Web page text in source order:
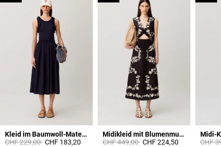
Kleid im Baumwoll-Materialmix
Price reduced from
CHF 229,00toCHF 183,20
Midikleid mit Blumenmuster
Price reduced from
CHF 449,00toCHF 224,50
Midi-
Price
CHF